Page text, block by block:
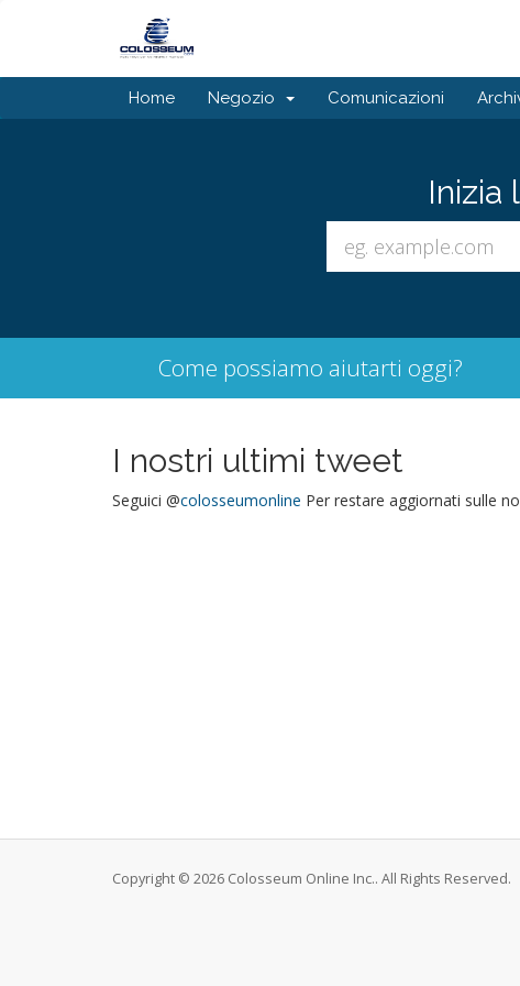
Home Negozio Comunicazioni
Inizia
Come possiamo aiutarti oggi?
I nostri ultimi tweet
Seguici @colosseumonline Per restare aggiornati sulle
Copyright © 2026 Colosseum Online Inc.. All Rights Reserved.